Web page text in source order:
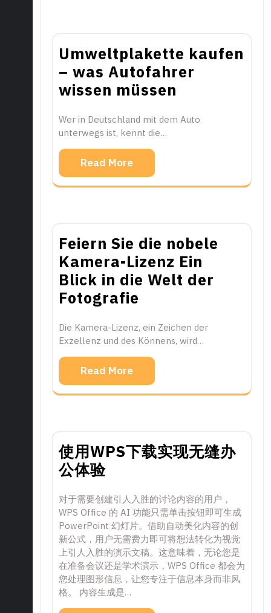
Umweltplakette kaufen
– was Autofahrer
wissen müssen
Wer in Deutschland mit dem Auto
unterwegs ist, kennt die…
Read More
Feiern Sie die nobele
Kamera-Lizenz Ein
Blick in die Welt der
Fotografie
Die Kamera-Lizenz, ein Zeichen der
Exzellenz und des Könnens, wird…
Read More
使用WPS下载实现无缝办
公体验
对于需要创建引人入胜的讨论内容的用户，
WPS Office 的 AI 功能只需单击按钮即可生成
PowerPoint 幻灯片。借助自动美化内容的创
新公式，用户无需费力即可将想法转化为视觉
上引人入胜的演示文稿。这意味着，无论您是
在准备会议还是学术演示，WPS Office 都会为
您处理图形信息，让您专注于信息本身而非风
格。 内容生成是…